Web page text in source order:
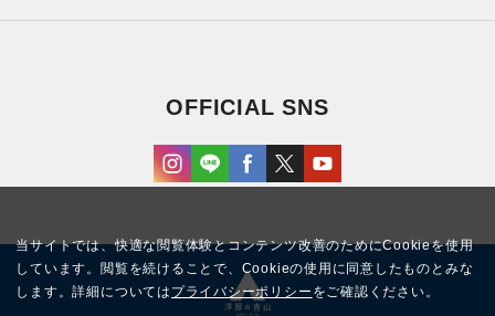
OFFICIAL SNS
当サイトでは、快適な閲覧体験とコンテンツ改善のためにCookieを使用
しています。閲覧を続けることで、Cookieの使用に同意したものとみな
します。詳細については プライバシーポリシー をご確認ください。